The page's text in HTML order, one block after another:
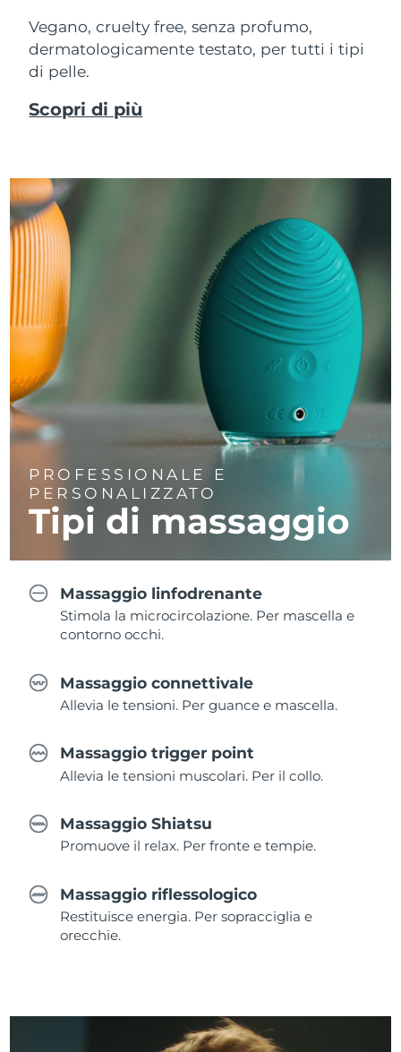
Vegano, cruelty free, senza profumo,
dermatologicamente testato, per tutti i tipi
di pelle.
Scopri di più
PROFESSIONALE E
PERSONALIZZATO
Tipi di massaggio
Massaggio linfodrenante
Stimola la microcircolazione. Per mascella e
contorno occhi.
Massaggio connettivale
Allevia le tensioni. Per guance e mascella.
Massaggio trigger point
Allevia le tensioni muscolari. Per il collo.
Massaggio Shiatsu
Promuove il relax. Per fronte e tempie.
Massaggio riflessologico
Restituisce energia. Per sopracciglia e
orecchie.